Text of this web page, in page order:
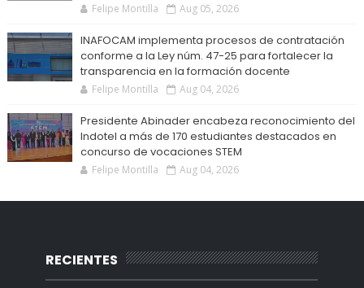
Felipe Montilla Aug 05, 2026
INAFOCAM implementa procesos de contratación
conforme a la Ley núm. 47-25 para fortalecer la
transparencia en la formación docente
Felipe Montilla Aug 04, 2026
Presidente Abinader encabeza reconocimiento del
Indotel a más de 170 estudiantes destacados en
concurso de vocaciones STEM
Felipe Montilla Aug 04, 2026
RECIENTES